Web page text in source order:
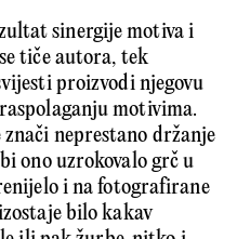
sinergije motiva i
tiče autora, tek
proizvodi njegovu
motivima.
neprestano držanje
ono uzrokovalo grč u
i na fotografirane
bilo kakav